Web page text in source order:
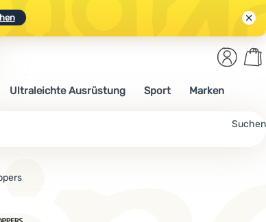
Suchen
Anmelden
Ultraleichte Ausrüstung Sport Marken